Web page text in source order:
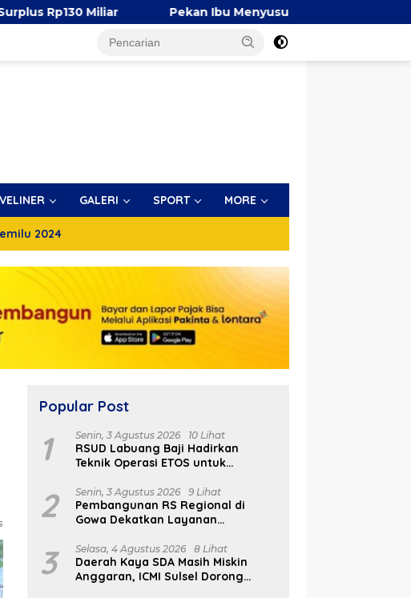
Pekan Ibu Menyusui Dunia 2026, TP PKK Makassar
GALERI SPORT MORE
2024
Popular Post
1 Senin, 3 Agustus 2026 10 Lihat
RSUD Labuang Baji Hadirkan
Teknik Operasi ETOS untuk
Indikasi Medis
2 Senin, 3 Agustus 2026 9 Lihat
Pembangunan RS Regional di
Gowa Dekatkan Layanan
3 Selasa, 4 Agustus 2026 8 Lihat
Daerah Kaya SDA Masih Miskin
Anggaran, ICMI Sulsel Dorong